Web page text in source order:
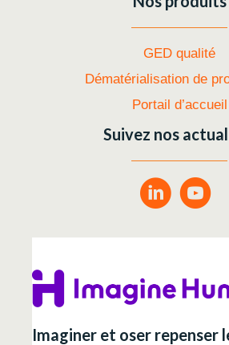
GED qualité
Dématérialisation de
Portail d’accueil
Suivez nos
Imaginer et oser repenser